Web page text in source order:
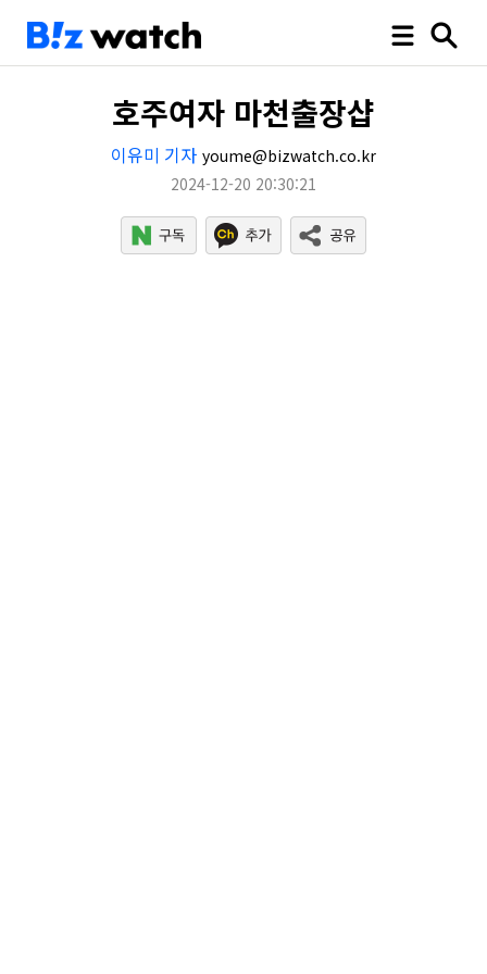
호주여자 마천출장샵
이유미 기자 youme@bizwatch.co.kr
2024-12-20 20:30:21